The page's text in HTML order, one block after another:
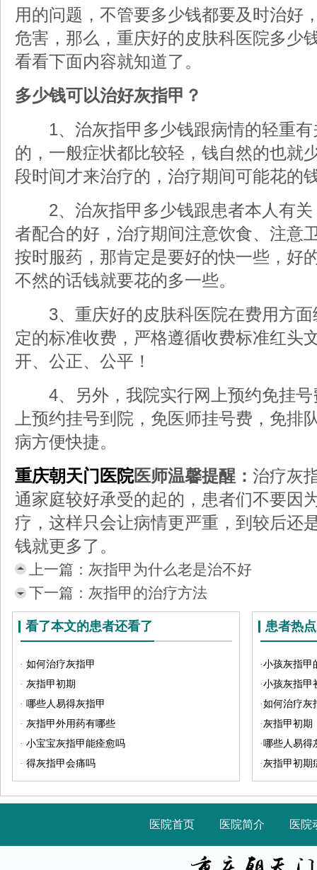
用的问题，不管要多少钱都要及时治好
危害，那么，重庆好的皮肤科医院多少
看看下面内容就知道了。
多少钱可以治好灰指甲？
1、治灰指甲多少钱跟病情的轻重有
的，一般症状都比较轻，钱自然的也就
段时间才来治疗的，治疗期间可能花的
2、治灰指甲多少钱跟患者本人有关
者配合的好，治疗期间注意饮食、注意
按时服药，那肯定是要好的快一些，好
不然的话钱就要花的多一些。
3、重庆好的皮肤科医院在费用方面
定的标准收费，严格遵循收费标准红头
开、公正、公平！
4、另外，我院实行网上预约免挂号
上预约挂号到院，免医师挂号费，免排
病方便快捷。
重庆朝天门医院医师温馨提醒： 治疗灰
通家庭较好承受的起的，患者们不要因
疗，这样只会让病情更严重，到较后还
钱就更多了。
上一篇： 灰指甲为什么老是治不好
下一篇： 灰指甲的治疗方法
看了本文的患者还看了
· 如何治疗灰指甲
· 灰指甲初期
· 哪些人易得灰指甲
· 灰指甲外用药有哪些
· 小宝宝灰指甲能痊愈吗
· 得灰指甲会痛吗
患者热
·小孩灰指甲
·小孩灰指甲
·如何治疗灰
·灰指甲初期
·哪些人易得
·灰指甲初期
医院首页 医院简介 医院